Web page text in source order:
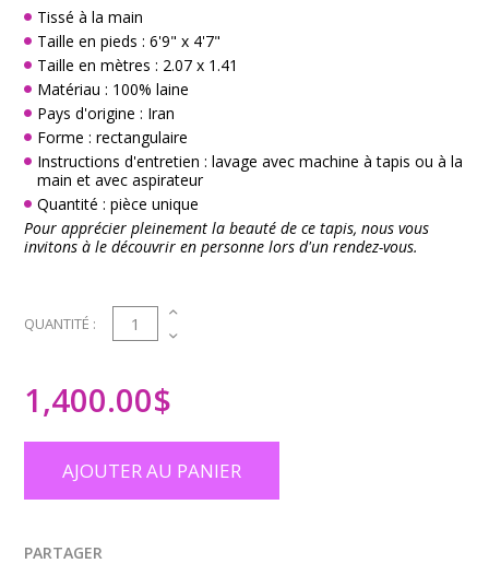
Tissé à la main
Taille en pieds : 6'9" x 4'7"
Taille en mètres : 2.07 x 1.41
Matériau : 100% laine
Pays d'origine : Iran
Forme : rectangulaire
Instructions d'entretien : lavage avec machine à tapis ou à la
main et avec aspirateur
Quantité : pièce unique
Pour apprécier pleinement la beauté de ce tapis, nous vous
invitons à le découvrir en personne lors d'un rendez-vous.
QUANTITÉ : 1
1,400.00$
AJOUTER AU PANIER
PARTAGER